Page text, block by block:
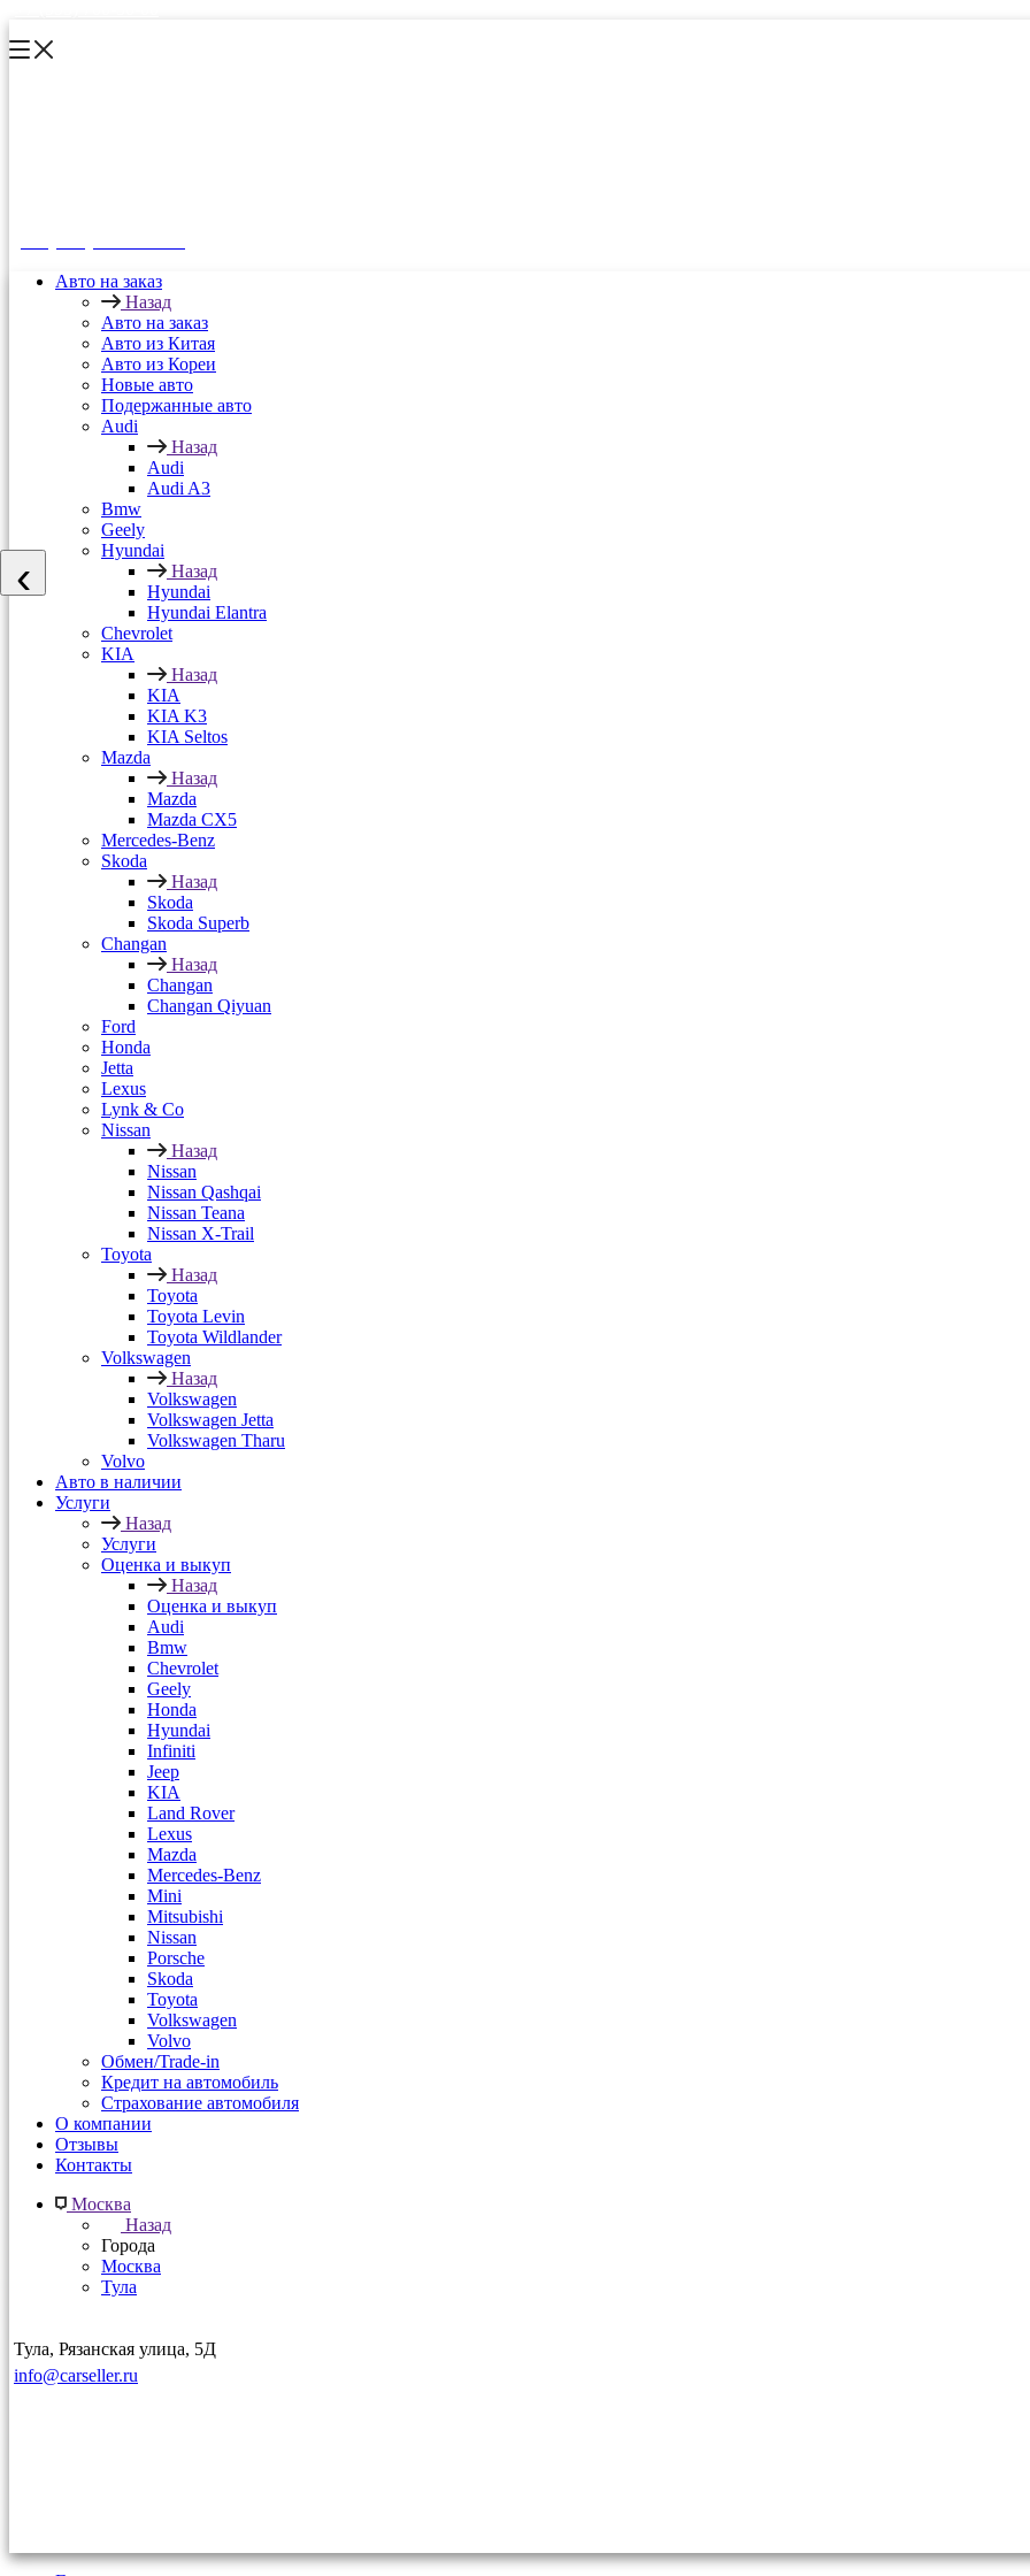
Авто на заказ
Назад
Авто на заказ
Авто из Китая
Авто из Кореи
Новые авто
Подержанные авто
Audi
Назад
Audi
Audi A3
Bmw
Geely
Hyundai
Назад
Hyundai
Hyundai Elantra
Chevrolet
KIA
Назад
KIA
KIA K3
KIA Seltos
Mazda
Назад
Mazda
Mazda CX5
Mercedes-Benz
Skoda
Назад
Skoda
Skoda Superb
Changan
Назад
Changan
Changan Qiyuan
Ford
Honda
Jetta
Lexus
Lynk & Co
Nissan
Назад
Nissan
Nissan Qashqai
Nissan Teana
Nissan X-Trail
Toyota
Назад
Toyota
Toyota Levin
Toyota Wildlander
Volkswagen
Назад
Volkswagen
Volkswagen Jetta
Volkswagen Tharu
Volvo
Авто в наличии
Услуги
Назад
Услуги
Оценка и выкуп
Назад
Оценка и выкуп
Audi
Bmw
Chevrolet
Geely
Honda
Hyundai
Infiniti
Jeep
KIA
Land Rover
Lexus
Mazda
Mercedes-Benz
Mini
Mitsubishi
Nissan
Porsche
Skoda
Toyota
Volkswagen
Volvo
Обмен/Trade-in
Кредит на автомобиль
Страхование автомобиля
О компании
Отзывы
Контакты
Москва
Назад
Города
Москва
Тула
Тула, Рязанская улица, 5Д
info@carseller.ru
‹